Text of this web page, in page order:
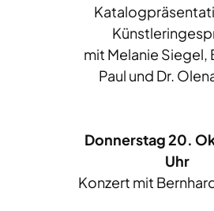
mit Melanie Siegel,
Paul und Dr.
Donnerstag 20.
Uhr
Konzert mit